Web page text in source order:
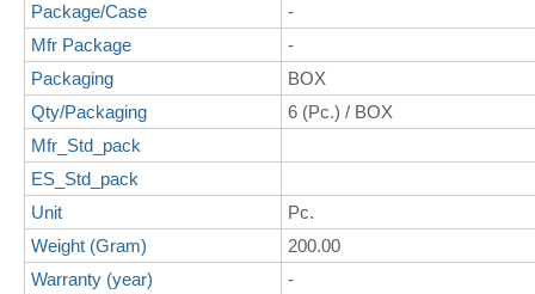
Package/Case
-
Mfr Package
-
Packaging
BOX
Qty/Packaging
6 (Pc.) / BOX
Mfr_Std_pack
ES_Std_pack
Unit
Pc.
Weight (Gram)
200.00
Warranty (year)
-